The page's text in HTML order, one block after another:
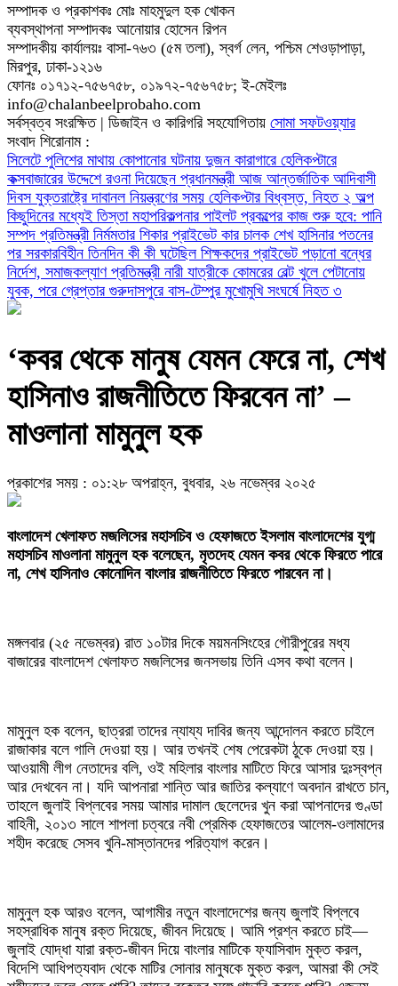
সম্পাদক ও প্রকাশকঃ মোঃ মাহমুদুল হক খোকন
ব্যবস্থাপনা সম্পাদকঃ আনোয়ার হোসেন রিপন
সম্পাদকীয় কার্যালয়ঃ বাসা-৭৬৩ (৫ম তলা), স্বর্গ লেন, পশ্চিম শেওড়াপাড়া,
মিরপুর, ঢাকা-১২১৬
ফোনঃ ০১৭১২-৭৫৬৭৫৮, ০১৯৭২-৭৫৬৭৫৮; ই-মেইলঃ
info@chalanbeelprobaho.com
সর্বস্বত্ব সংরক্ষিত | ডিজাইন ও কারিগরি সহযোগিতায় সোমা সফটওয়্যার
সংবাদ শিরোনাম :
সিলেটে পুলিশের মাথায় কোপানোর ঘটনায় দুজন কারাগারে হেলিকপ্টারে
কক্সবাজারের উদ্দেশে রওনা দিয়েছেন প্রধানমন্ত্রী আজ আন্তর্জাতিক আদিবাসী
দিবস যুক্তরাষ্ট্রে দাবানল নিয়ন্ত্রণের সময় হেলিকপ্টার বিধ্বস্ত, নিহত ২ অল্প
কিছুদিনের মধ্যেই তিস্তা মহাপরিকল্পনার পাইলট প্রকল্পের কাজ শুরু হবে: পানি
সম্পদ প্রতিমন্ত্রী নির্মমতার শিকার প্রাইভেট কার চালক শেখ হাসিনার পতনের
পর সরকারবিহীন তিনদিন কী কী ঘটেছিল শিক্ষকদের প্রাইভেট পড়ানো বন্ধের
নির্দেশ, সমাজকল্যাণ প্রতিমন্ত্রী নারী যাত্রীকে কোমরের বেল্ট খুলে পেটানোয়
যুবক, পরে গ্রেপ্তার গুরুদাসপুরে বাস-টেম্পুর মুখোমুখি সংঘর্ষে নিহত ৩
‘কবর থেকে মানুষ যেমন ফেরে না, শেখ
হাসিনাও রাজনীতিতে ফিরবেন না’ –
মাওলানা মামুনুল হক
প্রকাশের সময় : ০১:২৮ অপরাহ্ন, বুধবার, ২৬ নভেম্বর ২০২৫
বাংলাদেশ খেলাফত মজলিসের মহাসচিব ও হেফাজতে ইসলাম বাংলাদেশের যুগ্ম
মহাসচিব মাওলানা মামুনুল হক বলেছেন, মৃতদেহ যেমন কবর থেকে ফিরতে পারে
না, শেখ হাসিনাও কোনোদিন বাংলার রাজনীতিতে ফিরতে পারবেন না।
মঙ্গলবার (২৫ নভেম্বর) রাত ১০টার দিকে ময়মনসিংহের গৌরীপুরের মধ্য
বাজারের বাংলাদেশ খেলাফত মজলিসের জনসভায় তিনি এসব কথা বলেন।
মামুনুল হক বলেন, ছাত্ররা তাদের ন্যায্য দাবির জন্য আন্দোলন করতে চাইলে
রাজাকার বলে গালি দেওয়া হয়। আর তখনই শেষ পেরেকটা ঠুকে দেওয়া হয়।
আওয়ামী লীগ নেতাদের বলি, ওই মহিলার বাংলার মাটিতে ফিরে আসার দুঃস্বপ্ন
আর দেখবেন না। যদি আপনারা শান্তি আর জাতির কল্যাণে অবদান রাখতে চান,
তাহলে জুলাই বিপ্লবের সময় আমার দামাল ছেলেদের খুন করা আপনাদের গুণ্ডা
বাহিনী, ২০১৩ সালে শাপলা চত্বরে নবী প্রেমিক হেফাজতের আলেম-ওলামাদের
শহীদ করেছে সেসব খুনি-মাস্তানদের পরিত্যাগ করেন।
মামুনুল হক আরও বলেন, আগামীর নতুন বাংলাদেশের জন্য জুলাই বিপ্লবে
সহস্রাধিক মানুষ রক্ত দিয়েছে, জীবন দিয়েছে। আমি প্রশ্ন করতে চাই—
জুলাই যোদ্ধা যারা রক্ত-জীবন দিয়ে বাংলার মাটিকে ফ্যাসিবাদ মুক্ত করল,
বিদেশি আধিপত্যবাদ থেকে মাটির সোনার মানুষকে মুক্ত করল, আমরা কী সেই